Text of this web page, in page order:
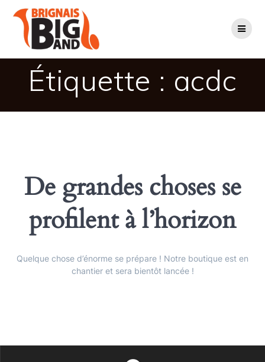
Étiquette : acdc
De grandes choses se
profilent à l’horizon
Quelque chose d’énorme se prépare ! Notre boutique est en
chantier et sera bientôt lancée !